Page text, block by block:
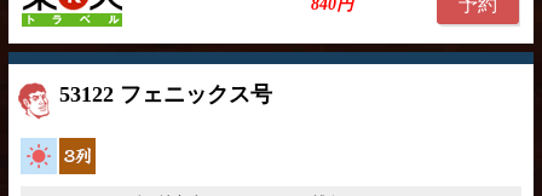
840円 予約
53122 フェニックス号
高速バス